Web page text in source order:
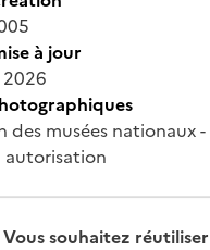
à jour
des musées nationaux
autorisation
Vous souhaitez